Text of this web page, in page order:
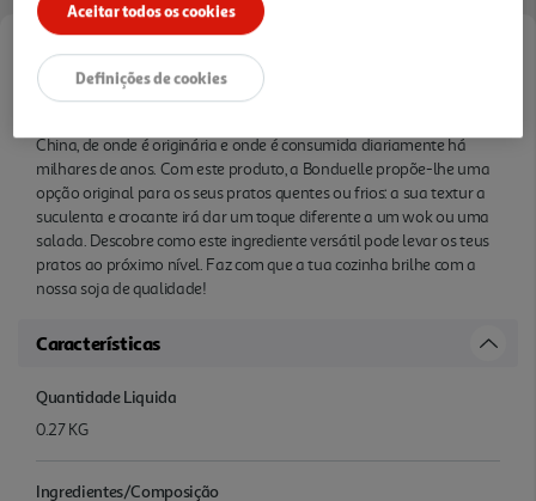
Informações de Marketing
China, de onde é originária e onde é consumida diariamente há
milhares de anos. Com este produto, a Bonduelle propõe-lhe uma
opção original para os seus pratos quentes ou frios: a sua textur a
suculenta e crocante irá dar um toque diferente a um wok ou uma
salada. Descobre como este ingrediente versátil pode levar os teus
pratos ao próximo nível. Faz com que a tua cozinha brilhe com a
nossa soja de qualidade!
Características
Quantidade Liquida
0.27 KG
Ingredientes/Composição
Aceitar todos os cookies
Definições de cookies